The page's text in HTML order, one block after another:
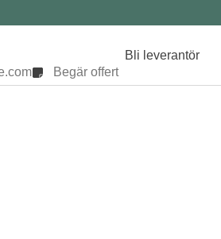
Begär offert
Bli leverantör